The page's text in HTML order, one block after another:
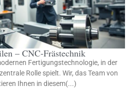
– CNC-Frästechnik
Fertigungstechnologie, in der
Rolle spielt. Wir, das Team von
Ihnen in diesem(...)